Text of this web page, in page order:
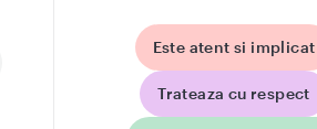
Este atent si implicat
Trateaza cu respect